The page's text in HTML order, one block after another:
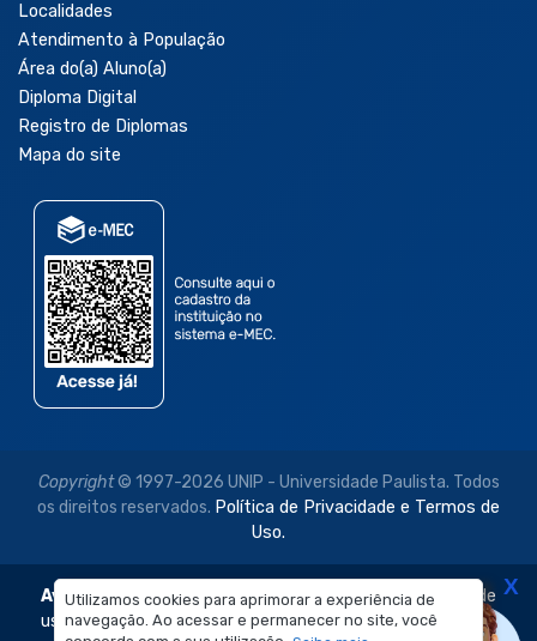
Utilizamos cookies para aprimorar a experiência de
navegação. Ao acessar e permanecer no site, você
Localidades
Atendimento à População
Área do(a) Aluno(a)
Diploma Digital
Registro de Diplomas
Mapa do site
Copyright© 1997-2026 UNIP - Universidade Paulista. Todos
os direitos reservados. Política de Privacidade e Termos de
Uso.
Aviso Legal: As imagens disponibilizadas neste site são de
uso exclusivo institucional do Sistema de Ensino Objetivo e
X